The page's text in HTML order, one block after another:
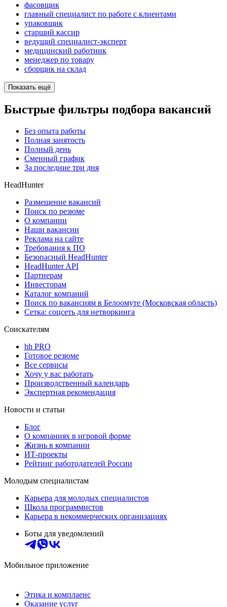
фасовщик
главный специалист по работе с клиентами
упаковщик
старший кассир
ведущий специалист-эксперт
медицинский работник
менеджер по товару
сборщик на склад
Показать ещё
Быстрые фильтры подбора вакансий
Без опыта работы
Полная занятость
Полный день
Сменный график
За последние три дня
HeadHunter
Размещение вакансий
Поиск по резюме
О компании
Наши вакансии
Реклама на сайте
Требования к ПО
Безопасный HeadHunter
HeadHunter API
Партнерам
Инвесторам
Каталог компаний
Поиск по вакансиям в Белоомуте (Московская область)
Сетка: соцсеть для нетворкинга
Соискателям
hh PRO
Готовое резюме
Все сервисы
Хочу у вас работать
Производственный календарь
Экспертная рекомендация
Новости и статьи
Блог
О компаниях в игровой форме
Жизнь в компании
ИТ-проекты
Рейтинг работодателей России
Молодым специалистам
Карьера для молодых специалистов
Школа программистов
Карьера в некоммерческих организациях
Боты для уведомлений
Мобильное приложение
Этика и комплаенс
Оказание услуг